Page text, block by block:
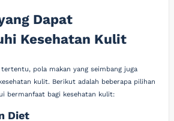
Dapat
Kesehatan Kulit
pola makan yang seimbang juga
kulit. Berikut adalah beberapa pilihan
bermanfaat bagi kesehatan kulit:
Diet